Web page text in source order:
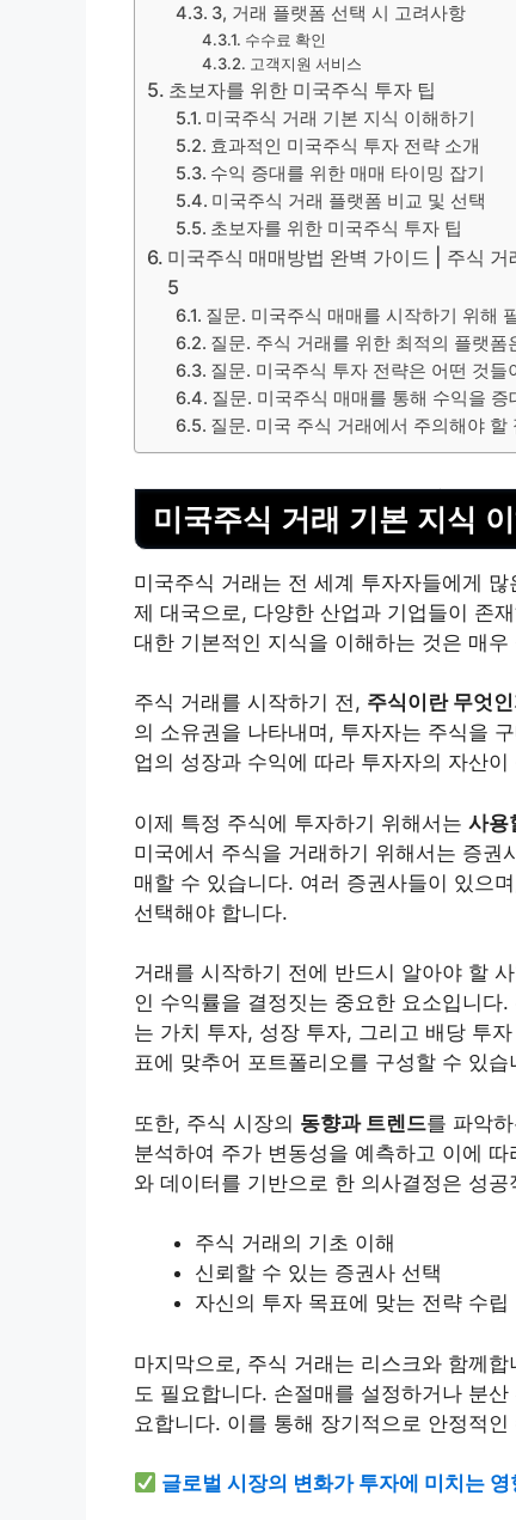
3, 거래 플랫폼 선택 시 고려사항
수수료 확인
고객지원 서비스
초보자를 위한 미국주식 투자 팁
미국주식 거래 기본 지식 이해하기
효과적인 미국주식 투자 전략 소개
수익 증대를 위한 매매 타이밍 잡기
미국주식 거래 플랫폼 비교 및 선택
초보자를 위한 미국주식 투자 팁
미국주식 매매방법 완벽 가이드 | 주식
5
질문. 미국주식 매매를 시작하기 위해
질문. 주식 거래를 위한 최적의 플랫폼
질문. 미국주식 투자 전략은 어떤 것들
질문. 미국주식 매매를 통해 수익을
질문. 미국 주식 거래에서 주의해야 할
미국주식 거래 기본 지식 이
미국주식 거래는 전 세계 투자자들에게
제 대국으로, 다양한 산업과 기업들이 존
대한 기본적인 지식을 이해하는 것은 매우
주식 거래를 시작하기 전, 주식이란 무엇인
의 소유권을 나타내며, 투자자는 주식을
업의 성장과 수익에 따라 투자자의 자산
이제 특정 주식에 투자하기 위해서는 사용
미국에서 주식을 거래하기 위해서는 증권
매할 수 있습니다. 여러 증권사들이 있으
선택해야 합니다.
거래를 시작하기 전에 반드시 알아야 할
인 수익률을 결정짓는 중요한 요소입니
는 가치 투자, 성장 투자, 그리고 배당 투
표에 맞추어 포트폴리오를 구성할 수 있습
또한, 주식 시장의 동향과 트렌드를 파악
분석하여 주가 변동성을 예측하고 이에
와 데이터를 기반으로 한 의사결정은 성
주식 거래의 기초 이해
신뢰할 수 있는 증권사 선택
자신의 투자 목표에 맞는 전략 수립
마지막으로, 주식 거래는 리스크와 함께합
도 필요합니다. 손절매를 설정하거나 분
요합니다. 이를 통해 장기적으로 안정적
글로벌 시장의 변화가 투자에 미치는